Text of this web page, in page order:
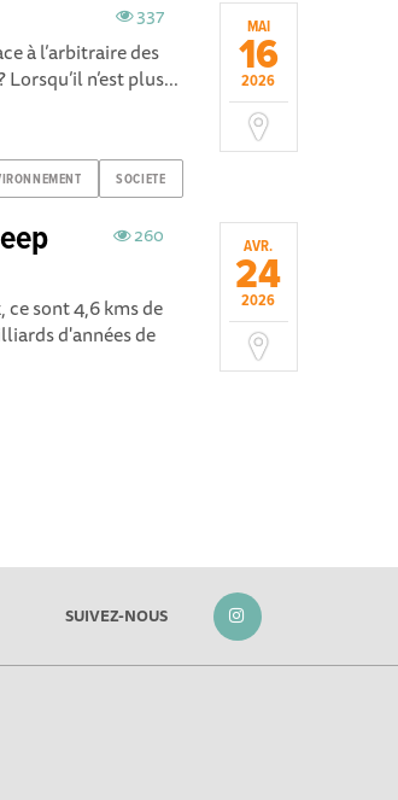
MAI
16
2026
337
à l’arbitraire des
n’est plus...
SOCIETE
AVR.
24
2026
260
ce sont 4,6 kms de
d'années de
SUIVEZ-NOUS